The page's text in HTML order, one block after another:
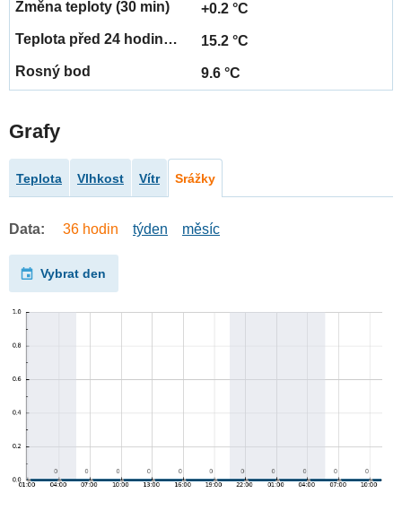
+0.2 °C
15.2 °C
9.6 °C
Grafy
Teplota Vlhkost Vítr Srážky
Data: 36 hodin týden měsíc
Vybrat den